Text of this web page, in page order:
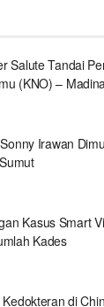
Salute Tandai
(KNO) –
Irawan
Kasus Smart
Kades
Kedokteran di